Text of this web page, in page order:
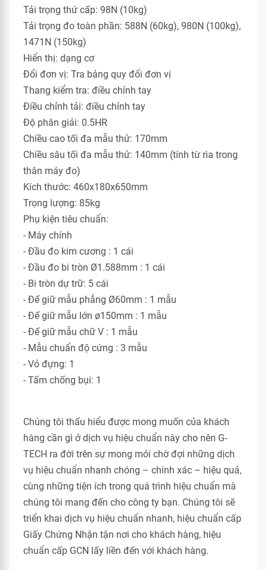
Tải trọng thứ cấp: 98N (10kg)
Tải trọng đo toàn phần: 588N (60kg), 980N (100kg),
1471N (150kg)
Hiển thị: dạng cơ
Đổi đơn vị: Tra bảng quy đổi đơn vị
Thang kiểm tra: điều chỉnh tay
Điều chỉnh tải: điều chỉnh tay
Độ phân giải: 0.5HR
Chiều cao tối đa mẫu thử: 170mm
Chiều sâu tối đa mẫu thử: 140mm (tính từ rìa trong
thân máy đo)
Kích thước: 460x180x650mm
Trọng lượng: 85kg
Phụ kiện tiêu chuẩn:
- Máy chính
- Đầu đo kim cương : 1 cái
- Đầu đo bi tròn Ø1.588mm : 1 cái
- Bi tròn dự trữ: 5 cái
- Đế giữ mẫu phẳng Ø60mm : 1 mẫu
- Đế giữ mẫu lớn ø150mm : 1 mẫu
- Đế giữ mẫu chữ V : 1 mẫu
- Mẫu chuẩn độ cứng : 3 mẫu
- Vỏ đựng: 1
- Tấm chống bụi: 1
Chúng tôi thấu hiểu được mong muốn của khách
hàng cần gì ở dịch vụ hiệu chuẩn này cho nên G-
TECH ra đời trên sự mong mỏi chờ đợi những dịch
vụ hiệu chuẩn nhanh chóng – chính xác – hiệu quả,
cùng những tiện ích trong quá trình hiệu chuẩn mà
chúng tôi mang đến cho công ty bạn. Chúng tôi sẽ
triển khai dịch vụ hiệu chuẩn nhanh, hiệu chuẩn cấp
Giấy Chứng Nhận tận nơi cho khách hàng, hiệu
chuẩn cấp GCN lấy liền đến với khách hàng.